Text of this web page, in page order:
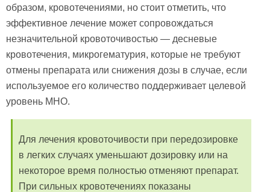
образом, кровотечениями, но стоит отметить, что
эффективное лечение может сопровождаться
незначительной кровоточивостью — десневые
кровотечения, микрогематурия, которые не требуют
отмены препарата или снижения дозы в случае, если
используемое его количество поддерживает целевой
уровень МНО.
Для лечения кровоточивости при передозировке
в легких случаях уменьшают дозировку или на
некоторое время полностью отменяют препарат.
При сильных кровотечениях показаны